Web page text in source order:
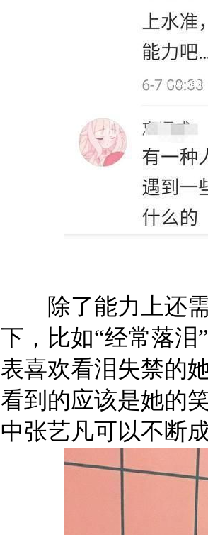
除了能力上还需
下，比如“经常落
表喜欢看泪失禁的
看到的应该是她的
中张艺凡可以不断